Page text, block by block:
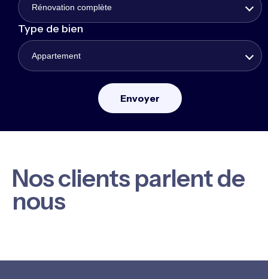
Rénovation complète
Type de bien
Appartement
Nos clients parlent de
nous